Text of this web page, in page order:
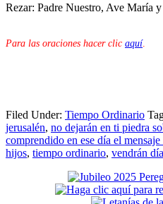
Rezar: Padre Nuestro, Ave María
Para las oraciones hacer clic aquí.
Filed Under: Tiempo Ordinario
jerusalén, no dejarán en ti piedra
comprendido en ese día el mensaje
hijos, tiempo ordinario, vendrán
Primary
Sidebar